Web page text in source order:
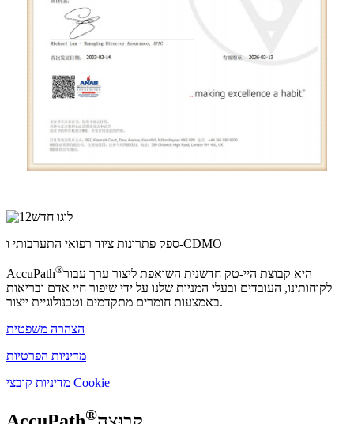
ספק פתרונות ציוד רפואי התערבותי ו-CDMO
AccuPath®היא קבוצת היי-טק חדשנית השואפת ליצור ערך עבור
לקוחותינו, העובדים ובעלי המניות שלנו על ידי שיפור חיי אדם ובריאות
באמצעות חומרים מתקדמים וטכנולוגיית ייצור.
הצהרה משפטית
מדיניות הפרטיות
מדיניות קובצי Cookie
®